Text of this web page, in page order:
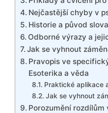
Nejčastější chyby v
Historie a původ
Odborné výrazy a
Jak se vyhnout
Pravopis ve
Esoterika a věda
Praktické aplikace
Jak se vyhnout
Porozumění rozdílům